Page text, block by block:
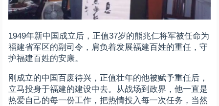
1949年新中国成立后，正值37岁的熊兆仁将军被任命为
福建省军区的副司令，肩负着发展福建百姓的重任，守
护福建百姓的安康。
刚成立的中国百废待兴，正值壮年的他被赋予重任后，
立马投身于福建的建设中去。从战场到政界，他一直是
热爱自己的每一份工作，把热情投入每一次任务，当然